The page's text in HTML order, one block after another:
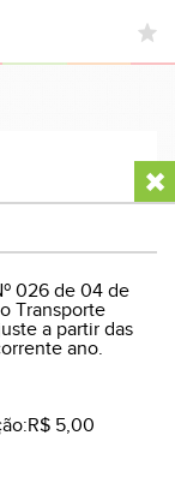
026 de 04 de
Transporte
a partir das
ano.
5,00